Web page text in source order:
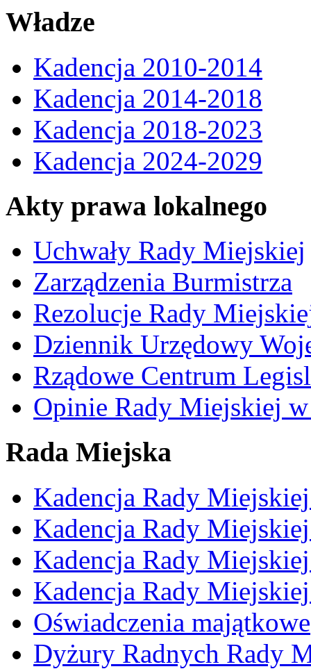
Władze
Kadencja 2010-2014
Kadencja 2014-2018
Kadencja 2018-2023
Kadencja 2024-2029
Akty prawa lokalnego
Uchwały Rady Miejskiej
Zarządzenia Burmistrza
Rezolucje Rady
Dziennik Urzędowy
Rządowe Centrum
Opinie Rady Miejskiej w
Rada Miejska
Kadencja Rady
Kadencja Rady
Kadencja Rady
Kadencja Rady
Oświadczenia majątkowe
Dyżury Radnych Rady